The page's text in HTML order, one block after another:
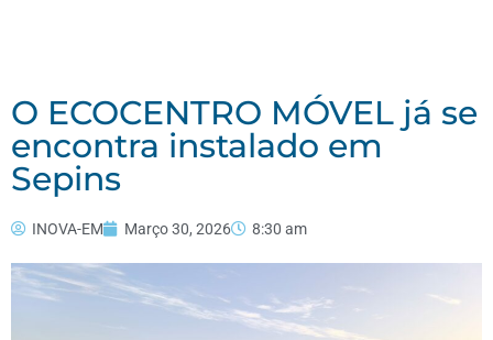
O ECOCENTRO MÓVEL já se
encontra instalado em
Sepins
INOVA-EM Março 30, 2026 8:30 am